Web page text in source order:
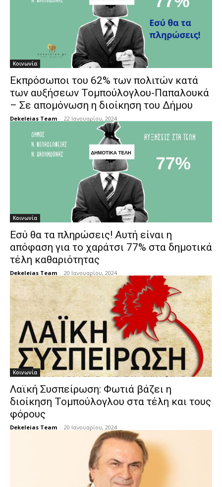
Κοινωνία
Εκπρόσωποι του 62% των πολιτών κατά
των αυξήσεων Τομπούλογλου-Παπαλουκά
– Σε απομόνωση η διοίκηση του Δήμου
Dekeleias Team - 22 Ιανουαρίου, 2024
Κοινωνία
Εσύ θα τα πληρώσεις! Αυτή είναι η
απόφαση για το χαράτσι 77% στα δημοτικά
τέλη καθαριότητας
Dekeleias Team - 20 Ιανουαρίου, 2024
Κοινωνία
Λαϊκή Συσπείρωση: Φωτιά βάζει η
διοίκηση Τομπούλογλου στα τέλη και τους
φόρους
Dekeleias Team - 20 Ιανουαρίου, 2024